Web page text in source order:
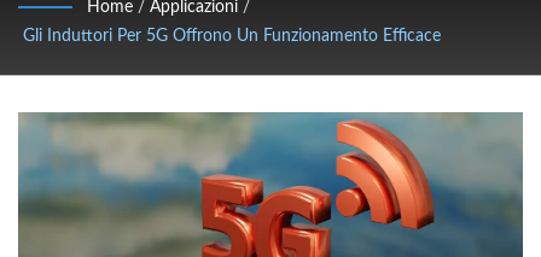
Fabbricante Di Choke Per
Modalità Comune | Coilmaster
Electronics
magnetici ad alta frequenza
Home / Applicazioni /
Gli Induttori Per 5G Offrono Un Funzionamento Efficace